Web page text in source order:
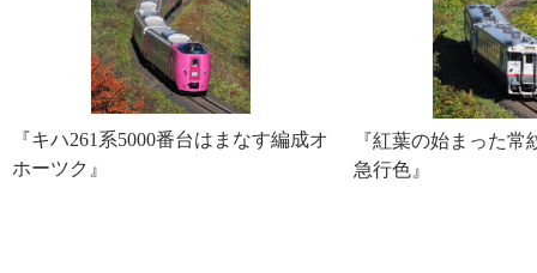
『キハ261系5000番台はまなす編成オ
ホーツク』
『紅葉の始まった常
急行色』